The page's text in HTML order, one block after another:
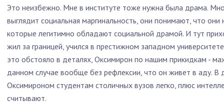
Это неизбежно. Мне в институте тоже нужна была драма.
выглядит социальная маргинальность, они понимают, что
которые легитимно обладают социальной драмой. И тут
жил за границей, учился в престижном западном
это обстояло в деталях, Оксимирон по нашим прикидкам -
данном случае вообще без рефлексии, что он живет в аду. В
Оксимироном студентам столичных вузов легко, плюс
считывают.